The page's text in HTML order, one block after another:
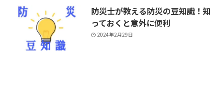
防災士が教える防災の豆知識！知
っておくと意外に便利
2024年2月29日